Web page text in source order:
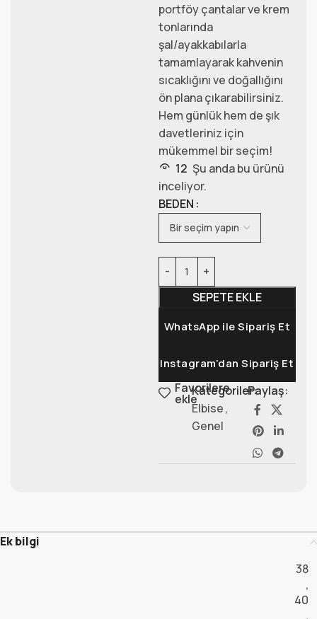
portföy çantalar ve krem
tonlarında
şal/ayakkabılarla
tamamlayarak kahvenin
sıcaklığını ve doğallığını
ön plana çıkarabilirsiniz.
Hem günlük hem de şık
davetleriniz için
mükemmel bir seçim!
12 Şu anda bu ürünü
inceliyor.
BEDEN
SEPETE EKLE
WhatsApp ile Sipariş Et
Instagram’dan Sipariş Et
Favorilere
ekle
Kategoriler:
Elbise,
Genel
Paylaş:
Ek bilgi
38
,
40
,